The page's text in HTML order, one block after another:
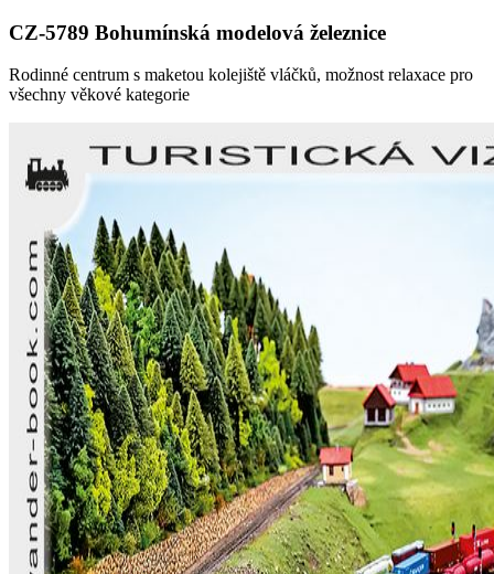
CZ-5789 Bohumínská modelová železnice
Rodinné centrum s maketou kolejiště vláčků, možnost relaxace pro
všechny věkové kategorie